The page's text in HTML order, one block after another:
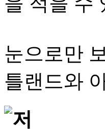
눈으로만
틀랜드와